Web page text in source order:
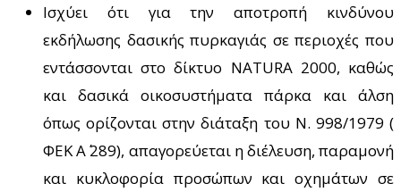
Ισχύει ότι για την αποτροπή κινδύνου
εκδήλωσης δασικής πυρκαγιάς σε περιοχές που
εντάσσονται στο δίκτυο NATURA 2000, καθώς
και δασικά οικοσυστήματα πάρκα και άλση
όπως ορίζονται στην διάταξη του Ν. 998/1979 (
ΦΕΚ Α΄ 289), απαγορεύεται η διέλευση, παραμονή
και κυκλοφορία προσώπων και οχημάτων σε